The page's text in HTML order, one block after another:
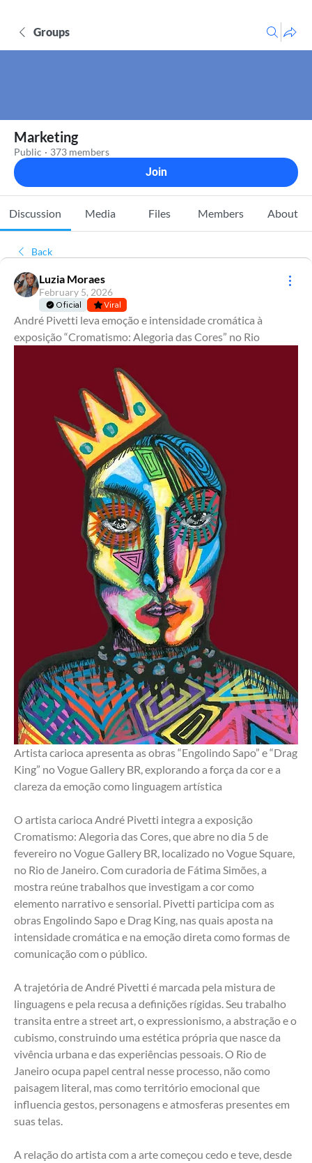
Groups
Marketing
Public · 373 members
Join
Discussion Media Files Members About
Back
Luzia Moraes
February 5, 2026
Oficial Viral
André Pivetti leva emoção e intensidade cromática à
exposição “Cromatismo: Alegoria das Cores” no Rio
Artista carioca apresenta as obras “Engolindo Sapo” e “Drag
King” no Vogue Gallery BR, explorando a força da cor e a
clareza da emoção como linguagem artística
O artista carioca André Pivetti integra a exposição
Cromatismo: Alegoria das Cores, que abre no dia 5 de
fevereiro no Vogue Gallery BR, localizado no Vogue Square,
no Rio de Janeiro. Com curadoria de Fátima Simões, a
mostra reúne trabalhos que investigam a cor como
elemento narrativo e sensorial. Pivetti participa com as
obras Engolindo Sapo e Drag King, nas quais aposta na
intensidade cromática e na emoção direta como formas de
comunicação com o público.
A trajetória de André Pivetti é marcada pela mistura de
linguagens e pela recusa a definições rígidas. Seu trabalho
transita entre a street art, o expressionismo, a abstração e o
cubismo, construindo uma estética própria que nasce da
vivência urbana e das experiências pessoais. O Rio de
Janeiro ocupa papel central nesse processo, não como
paisagem literal, mas como território emocional que
influencia gestos, personagens e atmosferas presentes em
suas telas.
A relação do artista com a arte começou cedo e teve, desde